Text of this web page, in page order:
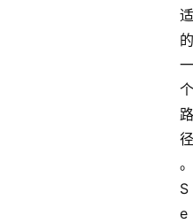
适
的
一
个
路
径
。
S
e